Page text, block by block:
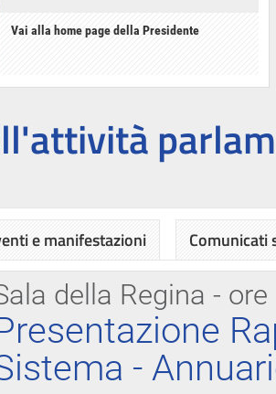
Vai alla home page della Presidente
della Regina - ore
-
e manifestazioni Comunicati